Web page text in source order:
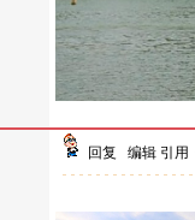
回复 编辑 引用